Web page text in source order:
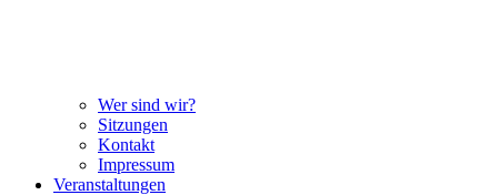
Wer sind wir?
Sitzungen
Kontakt
Impressum
Veranstaltungen